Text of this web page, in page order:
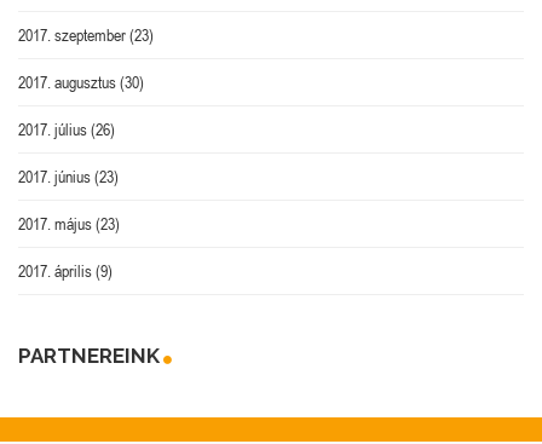
2017. szeptember(23)
2017. augusztus(30)
2017. július(26)
2017. június(23)
2017. május(23)
2017. április(9)
PARTNEREINK